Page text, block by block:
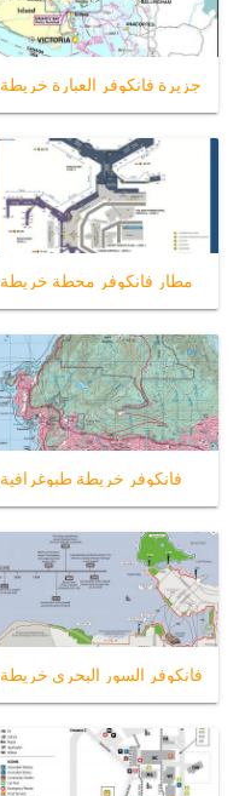
جزيرة فانكوفر العبارة خريطة
مطار فانكوفر محطة خريطة
فانكوفر خريطة طبوغرافية
فانكوفر السور البحري خريطة